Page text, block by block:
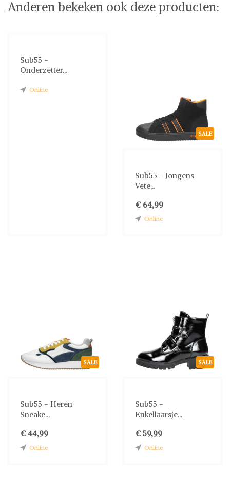
Anderen bekeken ook deze producten:
Sub55 -
Onderzetter...
Online
SALE
Sub55 - Jongens
Vete...
€ 64,99
Online
SALE
Sub55 - Heren
Sneake...
€ 44,99
Online
SALE
Sub55 -
Enkellaarsje...
€ 59,99
Online